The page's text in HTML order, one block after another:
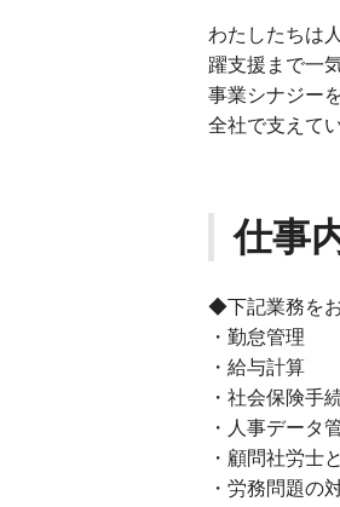
わたしたちは
躍支援まで一
事業シナジー
全社で支えて
仕事
◆下記業務をお
・勤怠管理
・給与計算
・社会保険手
・人事データ
・顧問社労士
・労務問題の